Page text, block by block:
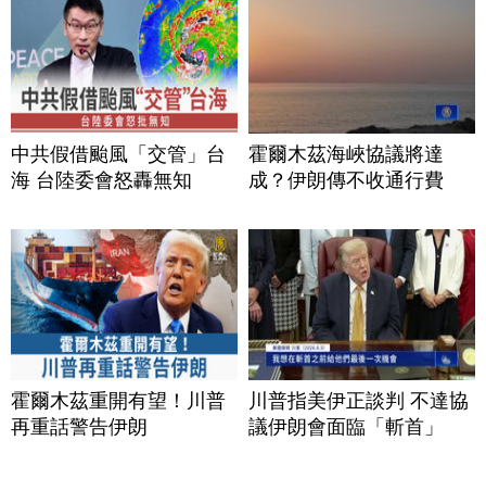
中共假借颱風「交管」台
海 台陸委會怒轟無知
霍爾木茲海峽協議將達
成？伊朗傳不收通行費
霍爾木茲重開有望！川普
再重話警告伊朗
川普指美伊正談判 不達協
議伊朗會面臨「斬首」